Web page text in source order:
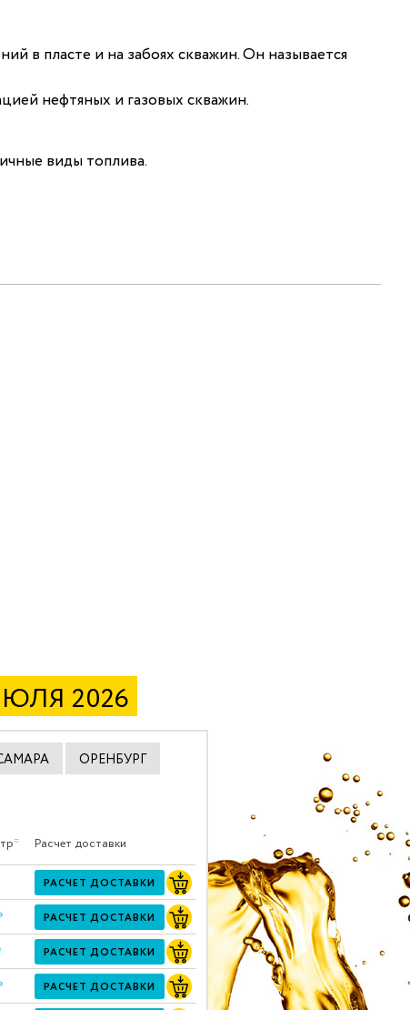
в пласте и на забоях скважин. Он называется
нефтяных и газовых скважин.
виды топлива.
2026
ОРЕНБУРГ
* Расчет доставки
РАСЧЕТ ДОСТАВКИ
РАСЧЕТ ДОСТАВКИ
РАСЧЕТ ДОСТАВКИ
РАСЧЕТ ДОСТАВКИ